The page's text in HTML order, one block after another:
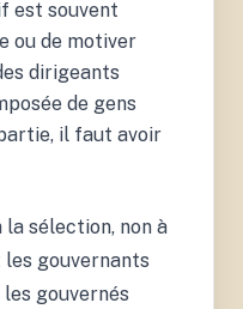
est souvent
ou de motiver
dirigeants
de gens
il faut avoir
sélection, non à
gouvernants
gouvernés